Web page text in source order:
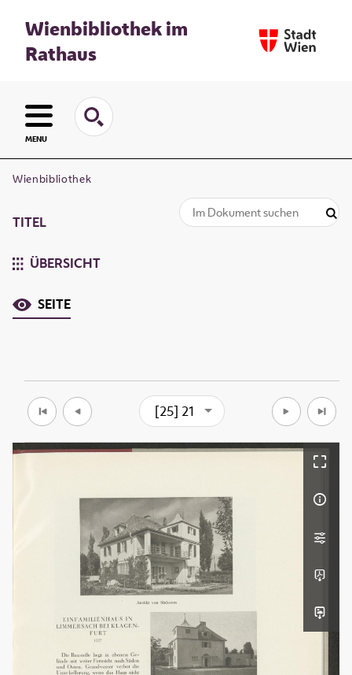
Wienbibliothek im
Rathaus
MENU
Wienbibliothek
TITEL
ÜBERSICHT
SEITE
[25] 21